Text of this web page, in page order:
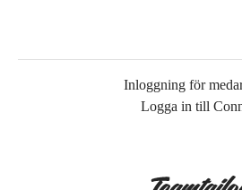
Inloggning för
Logga in till